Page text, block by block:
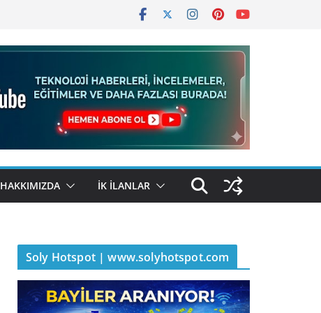
HAKKIMIZDA İK İLANLAR
Soly Hotspot | www.solyhotspot.com